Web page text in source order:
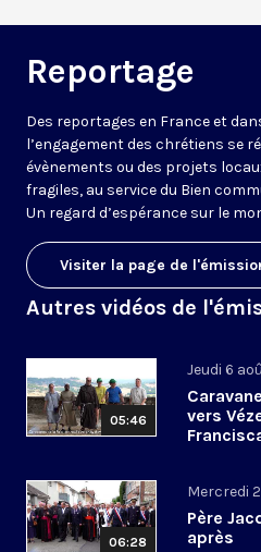
Reportage
Des reportages en France et
l’engagement des chrétiens se
évènements ou des projets
fragiles, au service du Bien
Un regard d’espérance sur le
Visiter la page de
Autres vidéos de
05:46
Jeudi 6
vers
06:28
Mercredi
Père
après